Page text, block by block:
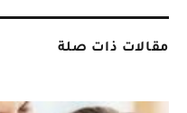
مقالات ذات صلة